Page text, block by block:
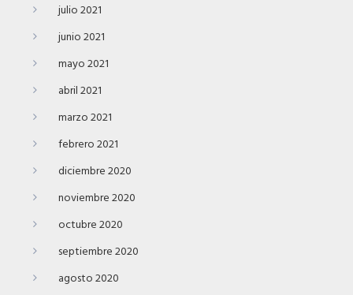
julio 2021
junio 2021
mayo 2021
abril 2021
marzo 2021
febrero 2021
diciembre 2020
noviembre 2020
octubre 2020
septiembre 2020
agosto 2020